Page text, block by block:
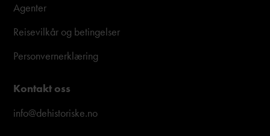
Agenter
Reisevilkår og betingelser
Personvernerklæring
Kontakt oss
info@dehistoriske.no